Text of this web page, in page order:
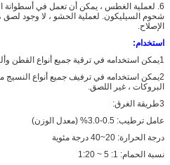
6. لعملية الغطس ، يمكن أن تعمل في أسطوانة
شحوم السيليكون. لعملية الحشو ، لا وجود لصق
الإصلاح.
استخدام:
1يمكن استخدامه في ترقية جميع أنواع القطن وألياف البوليستر والنسيج المختلط.
البروكات ، غير اللصق.
3طريقة الغرق:
عامل ترطيب: 0.5-3.0% (معدل الوزن)
درجة الحرارة: 20~40 درجة مئوية
نسبة الحمام: 1: 5 ~ 1:20